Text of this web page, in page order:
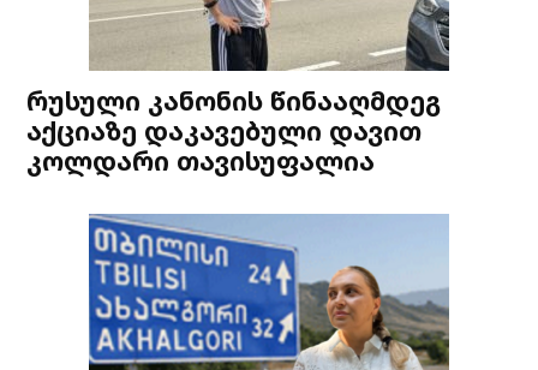
რუსული კანონის წინააღმდეგ
აქციაზე დაკავებული დავით
კოლდარი თავისუფალია